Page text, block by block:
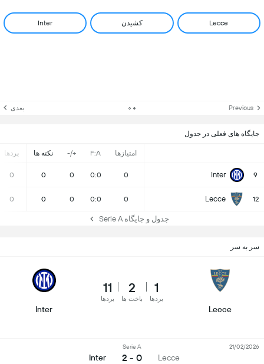
Lecce کشیدن Inter
Previous بعدی
جایگاه های فعلی در جدول
امتیازها F:A
+/- نکته ها بردها
9
Inter
0
0:0
0
0
0
12
Lecce
0
0:0
0
0
0
جدول و جایگاه Serie A
سر به سر
Lecce
1
بردها
2
باخت ها
11
بردها
Inter
Lecce
Serie A
0 - 2
Inter
21/02/2026